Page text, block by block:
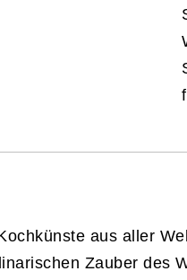
aus aller
Zauber des